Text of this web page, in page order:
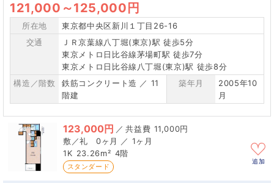
121,000 ～125,000円
所在地
東京都中央区新川１丁目26-16
交通
ＪＲ京葉線八丁堀(東京)駅 徒歩5分
東京メトロ日比谷線茅場町駅 徒歩7分
東京メトロ日比谷線八丁堀(東京)駅 徒歩8分
構造／階数
鉄筋コンクリート造 ／ 11
階建
築年月
2005年10
月
123,000円 ／
11,000円
0ヶ月 ／ 1ヶ月
1K 23.26m² 4階
スタンダード
追加